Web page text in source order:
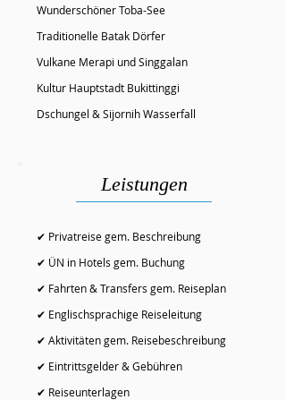
Wunderschöner Toba-See
Traditionelle Batak Dörfer
Vulkane Merapi und Singgalan
Kultur Hauptstadt Bukittinggi
Dschungel & Sijornih Wasserfall
Leistungen
✔ Privatreise gem. Beschreibung
✔ ÜN in Hotels gem. Buchung
✔ Fahrten & Transfers gem. Reiseplan
✔ Englischsprachige Reiseleitung
✔ Aktivitäten gem. Reisebeschreibung
✔ Eintrittsgelder & Gebühren
✔ Reiseunterlagen